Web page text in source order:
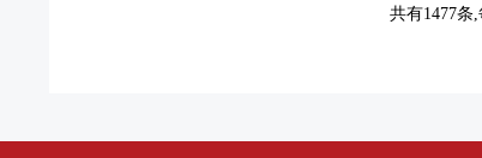
共有1477条